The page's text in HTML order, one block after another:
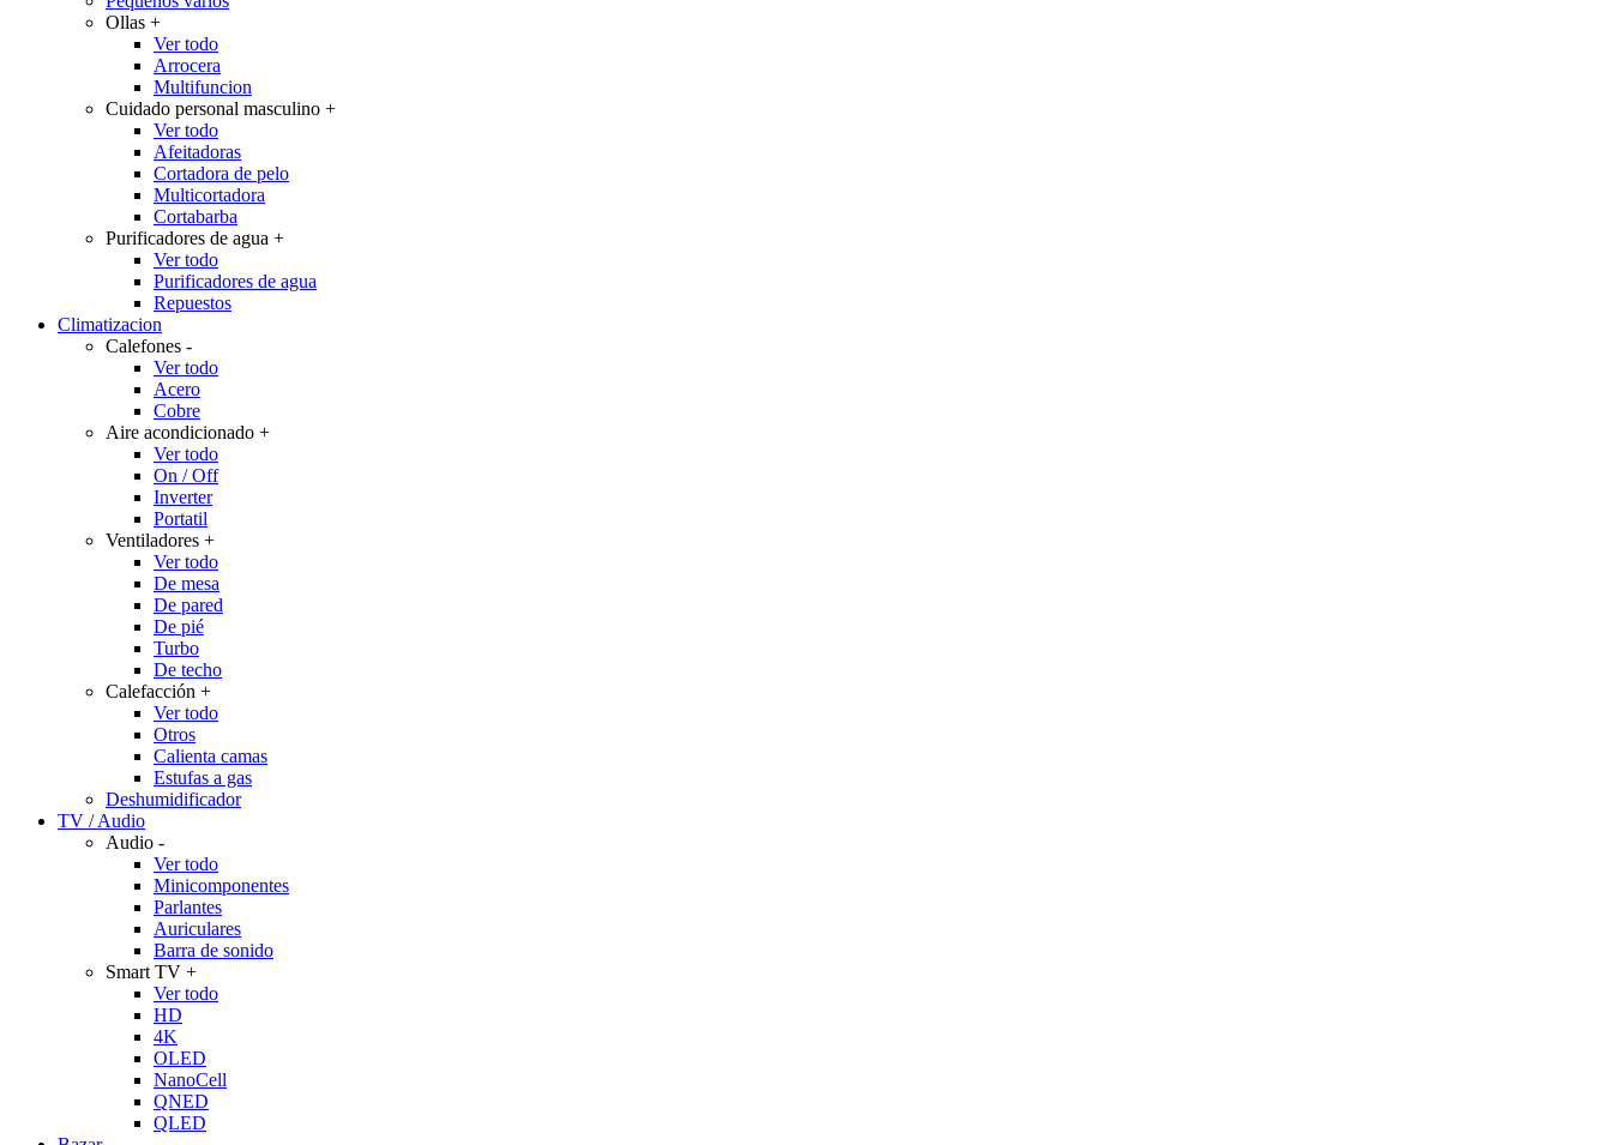
Ollas +
Ver todo
Arrocera
Multifuncion
Cuidado personal masculino +
Ver todo
Afeitadoras
Cortadora de pelo
Multicortadora
Cortabarba
Purificadores de agua +
Ver todo
Purificadores de agua
Repuestos
Climatizacion
Calefones -
Ver todo
Acero
Cobre
Aire acondicionado +
Ver todo
On / Off
Inverter
Portatil
Ventiladores +
Ver todo
De mesa
De pared
De pié
Turbo
De techo
Calefacción +
Ver todo
Otros
Calienta camas
Estufas a gas
Deshumidificador
TV / Audio
Audio -
Ver todo
Minicomponentes
Parlantes
Auriculares
Barra de sonido
Smart TV +
Ver todo
HD
4K
OLED
NanoCell
QNED
QLED